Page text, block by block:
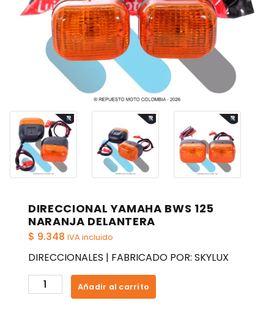
DIRECCIONAL YAMAHA BWS 125
NARANJA DELANTERA
$ 9.348 IVA incluido
DIRECCIONALES | FABRICADO POR: SKYLUX
DIRECCIONAL
YAMAHA
Añadir al carrito